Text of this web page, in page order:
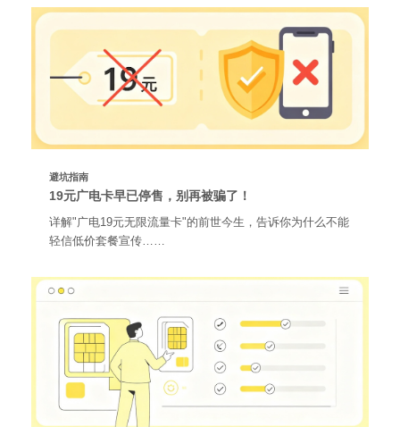
避坑指南
19元广电卡早已停售，别再被骗了！
详解"广电19元无限流量卡"的前世今生，告诉你为什么不能
轻信低价套餐宣传……